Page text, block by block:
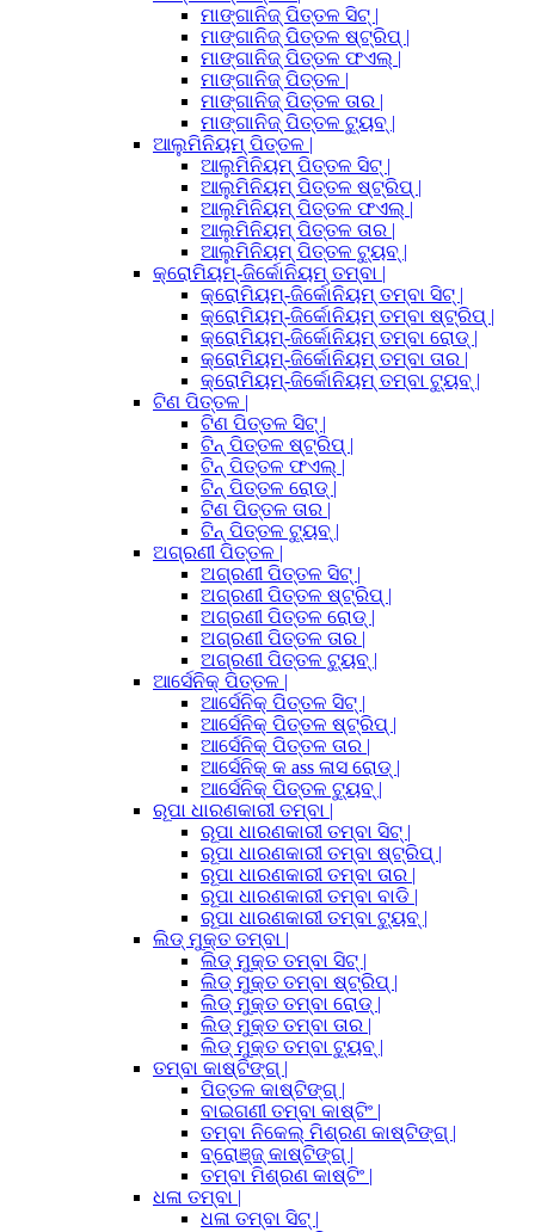
ମାଙ୍ଗାନିଜ୍ ପିତ୍ତଳ ସିଟ୍ |
ମାଙ୍ଗାନିଜ୍ ପିତ୍ତଳ ଷ୍ଟ୍ରିପ୍ |
ମାଙ୍ଗାନିଜ୍ ପିତ୍ତଳ ଫଏଲ୍ |
ମାଙ୍ଗାନିଜ୍ ପିତ୍ତଳ |
ମାଙ୍ଗାନିଜ୍ ପିତ୍ତଳ ତାର |
ମାଙ୍ଗାନିଜ୍ ପିତ୍ତଳ ଟ୍ୟୁବ୍ |
ଆଲୁମିନିୟମ୍ ପିତ୍ତଳ |
ଆଲୁମିନିୟମ୍ ପିତ୍ତଳ ସିଟ୍ |
ଆଲୁମିନିୟମ୍ ପିତ୍ତଳ ଷ୍ଟ୍ରିପ୍ |
ଆଲୁମିନିୟମ୍ ପିତ୍ତଳ ଫଏଲ୍ |
ଆଲୁମିନିୟମ୍ ପିତ୍ତଳ ତାର |
ଆଲୁମିନିୟମ୍ ପିତ୍ତଳ ଟ୍ୟୁବ୍ |
କ୍ରୋମିୟମ୍-ଜିର୍କୋନିୟମ୍ ତମ୍ବା |
କ୍ରୋମିୟମ୍-ଜିର୍କୋନିୟମ୍ ତମ୍ବା ସିଟ୍ |
କ୍ରୋମିୟମ୍-ଜିର୍କୋନିୟମ୍ ତମ୍ବା ଷ୍ଟ୍ରିପ୍ |
କ୍ରୋମିୟମ୍-ଜିର୍କୋନିୟମ୍ ତମ୍ବା ରୋଡ୍ |
କ୍ରୋମିୟମ୍-ଜିର୍କୋନିୟମ୍ ତମ୍ବା ତାର |
କ୍ରୋମିୟମ୍-ଜିର୍କୋନିୟମ୍ ତମ୍ବା ଟ୍ୟୁବ୍ |
ଟିଣ ପିତ୍ତଳ |
ଟିଣ ପିତ୍ତଳ ସିଟ୍ |
ଟିନ୍ ପିତ୍ତଳ ଷ୍ଟ୍ରିପ୍ |
ଟିନ୍ ପିତ୍ତଳ ଫଏଲ୍ |
ଟିନ୍ ପିତ୍ତଳ ରୋଡ୍ |
ଟିଣ ପିତ୍ତଳ ତାର |
ଟିନ୍ ପିତ୍ତଳ ଟ୍ୟୁବ୍ |
ଅଗ୍ରଣୀ ପିତ୍ତଳ |
ଅଗ୍ରଣୀ ପିତ୍ତଳ ସିଟ୍ |
ଅଗ୍ରଣୀ ପିତ୍ତଳ ଷ୍ଟ୍ରିପ୍ |
ଅଗ୍ରଣୀ ପିତ୍ତଳ ରୋଡ୍ |
ଅଗ୍ରଣୀ ପିତ୍ତଳ ତାର |
ଅଗ୍ରଣୀ ପିତ୍ତଳ ଟ୍ୟୁବ୍ |
ଆର୍ସେନିକ୍ ପିତ୍ତଳ |
ଆର୍ସେନିକ୍ ପିତ୍ତଳ ସିଟ୍ |
ଆର୍ସେନିକ୍ ପିତ୍ତଳ ଷ୍ଟ୍ରିପ୍ |
ଆର୍ସେନିକ୍ ପିତ୍ତଳ ତାର |
ଆର୍ସେନିକ୍ କ ass ଳାସ ରୋଡ୍ |
ଆର୍ସେନିକ୍ ପିତ୍ତଳ ଟ୍ୟୁବ୍ |
ରୂପା ଧାରଣକାରୀ ତମ୍ବା |
ରୂପା ଧାରଣକାରୀ ତମ୍ବା ସିଟ୍ |
ରୂପା ଧାରଣକାରୀ ତମ୍ବା ଷ୍ଟ୍ରିପ୍ |
ରୂପା ଧାରଣକାରୀ ତମ୍ବା ତାର |
ରୂପା ଧାରଣକାରୀ ତମ୍ବା ବାଡି |
ରୂପା ଧାରଣକାରୀ ତମ୍ବା ଟ୍ୟୁବ୍ |
ଲିଡ୍ ମୁକ୍ତ ତମ୍ବା |
ଲିଡ୍ ମୁକ୍ତ ତମ୍ବା ସିଟ୍ |
ଲିଡ୍ ମୁକ୍ତ ତମ୍ବା ଷ୍ଟ୍ରିପ୍ |
ଲିଡ୍ ମୁକ୍ତ ତମ୍ବା ରୋଡ୍ |
ଲିଡ୍ ମୁକ୍ତ ତମ୍ବା ତାର |
ଲିଡ୍ ମୁକ୍ତ ତମ୍ବା ଟ୍ୟୁବ୍ |
ତମ୍ବା କାଷ୍ଟିଙ୍ଗ୍ |
ପିତ୍ତଳ କାଷ୍ଟିଙ୍ଗ୍ |
ବାଇଗଣୀ ତମ୍ବା କାଷ୍ଟିଂ |
ତମ୍ବା ନିକେଲ୍ ମିଶ୍ରଣ କାଷ୍ଟିଙ୍ଗ୍ |
ବ୍ରୋଞ୍ଜ୍ କାଷ୍ଟିଙ୍ଗ୍ |
ତମ୍ବା ମିଶ୍ରଣ କାଷ୍ଟିଂ |
ଧଳା ତମ୍ବା |
ଧଳା ତମ୍ବା ସିଟ୍ |